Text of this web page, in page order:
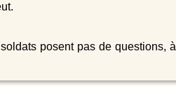
posent pas de questions, à